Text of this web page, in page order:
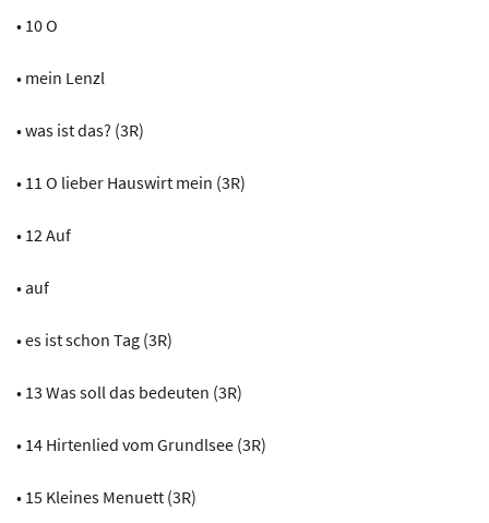
• 10 O
• mein Lenzl
• was ist das? (3R)
• 11 O lieber Hauswirt mein (3R)
• 12 Auf
• auf
• es ist schon Tag (3R)
• 13 Was soll das bedeuten (3R)
• 14 Hirtenlied vom Grundlsee (3R)
• 15 Kleines Menuett (3R)